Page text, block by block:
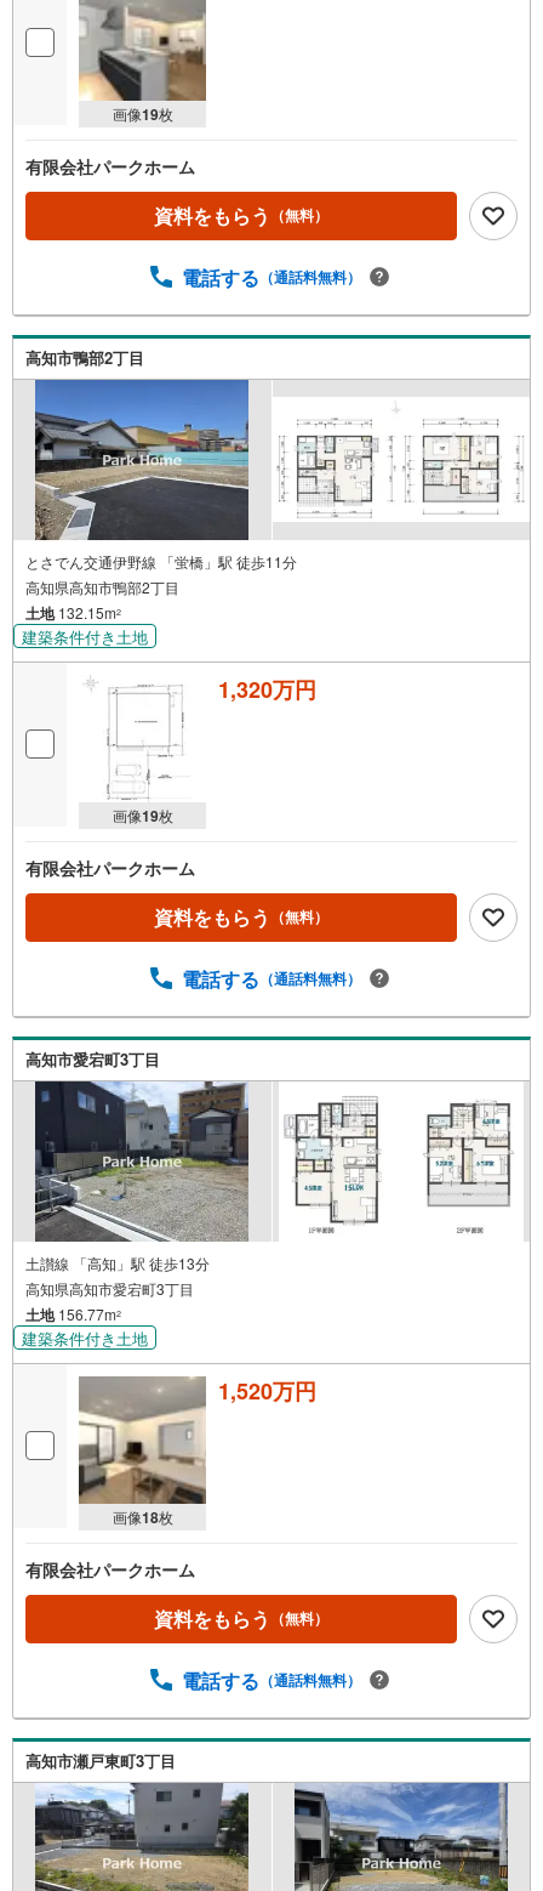
画像19枚
有限会社パークホーム
資料をもらう （無料）
電話する （通話料無料）
高知市鴨部2丁目
とさでん交通伊野線 「蛍橋」駅 徒歩11分
高知県高知市鴨部2丁目
土地132.15m2
建築条件付き土地
画像19枚
1,320万円
有限会社パークホーム
資料をもらう （無料）
電話する （通話料無料）
高知市愛宕町3丁目
土讃線 「高知」駅 徒歩13分
高知県高知市愛宕町3丁目
土地156.77m2
建築条件付き土地
画像18枚
1,520万円
有限会社パークホーム
資料をもらう （無料）
電話する （通話料無料）
高知市瀬戸東町3丁目